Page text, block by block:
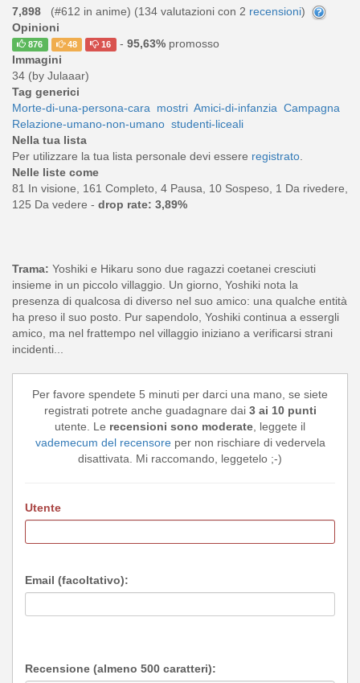
7,898
(#612 in anime) (134 valutazioni con 2 recensioni)
Opinioni
876 48 16 - 95,63%promosso
Immagini
34 (by Julaaar)
Tag generici
Morte-di-una-persona-cara mostri Amici-di-infanzia Campagna
Relazione-umano-non-umano studenti-liceali
Nella tua lista
Per utilizzare la tua lista personale devi essere registrato.
Nelle liste come
81 In visione, 161 Completo, 4 Pausa, 10 Sospeso, 1 Da rivedere,
125 Da vedere - drop rate: 3,89%
Trama: Yoshiki e Hikaru sono due ragazzi coetanei cresciuti
insieme in un piccolo villaggio. Un giorno, Yoshiki nota la
presenza di qualcosa di diverso nel suo amico: una qualche entità
ha preso il suo posto. Pur sapendolo, Yoshiki continua a essergli
amico, ma nel frattempo nel villaggio iniziano a verificarsi strani
incidenti...
Per favore spendete 5 minuti per darci una mano, se siete
registrati potrete anche guadagnare dai 3 ai 10 punti
utente. Le recensioni sono moderate, leggete il
vademecum del recensoreper non rischiare di vedervela
disattivata. Mi raccomando, leggetelo ;-)
Utente
Email (facoltativo):
Recensione (almeno 500 caratteri):